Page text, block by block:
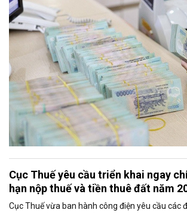
các ngân hàng thương mại để tăng nguồn vốn
kinh tế.
Cục Thuế yêu cầu triển khai ngay
hạn nộp thuế và tiền thuê đất năm
Cục Thuế vừa ban hành công điện yêu cầu các